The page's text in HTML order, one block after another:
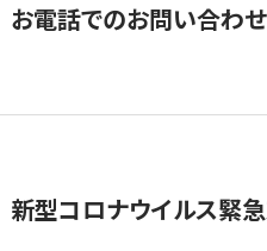
お電話でのお問い合わ
新型コロナウイルス緊